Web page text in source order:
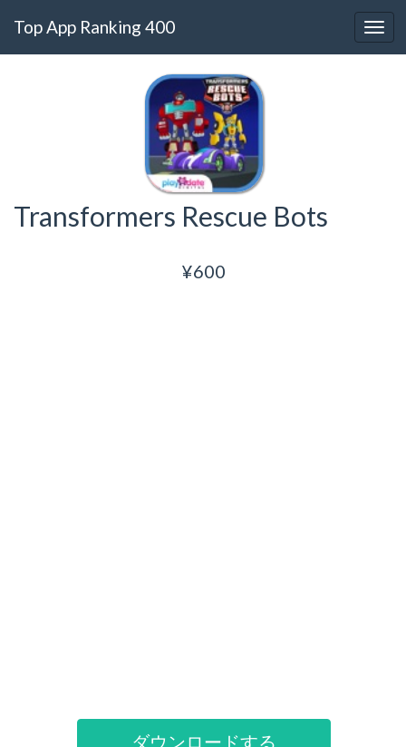
Top App Ranking 400
Transformers Rescue Bots
¥600
ダウンロードする